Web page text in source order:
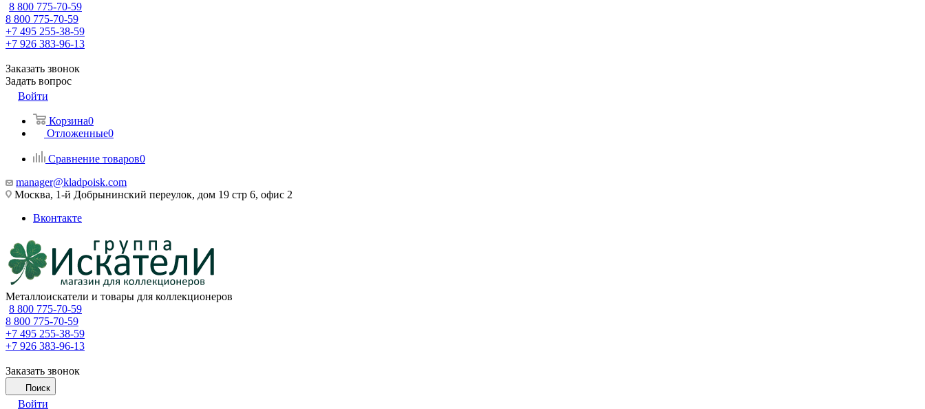
8 800 775-70-59
8 800 775-70-59
+7 495 255-38-59
+7 926 383-96-13
Заказать звонок
Задать вопрос
Войти
Корзина0
Отложенные0
Сравнение товаров0
manager@kladpoisk.com
Москва, 1-й Добрынинский переулок, дом 19 стр 6, офис 2
Вконтакте
Металлоискатели и товары для коллекционеров
8 800 775-70-59
8 800 775-70-59
+7 495 255-38-59
+7 926 383-96-13
Заказать звонок
Поиск
Войти